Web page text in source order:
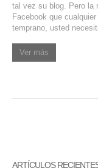
PAGINA WEB CON
PAGINAS WEB A MEDIDA
SISTEMAS PARA
tal vez su blog. Pero la
Facebook que
temprano, usted
Ver más
ARTÍCULOS